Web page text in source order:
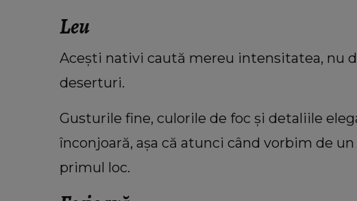
Leu
Acești nativi caută mereu intensitatea, nu
deserturi.
Gusturile fine, culorile de foc și detaliile
înconjoară, așa că atunci când vorbim de
primul loc.